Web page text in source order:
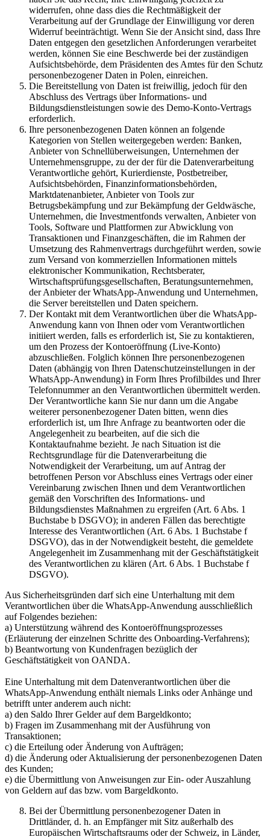
widerrufen, ohne dass dies die Rechtmäßigkeit der
Verarbeitung auf der Grundlage der Einwilligung vor deren
Widerruf beeinträchtigt. Wenn Sie der Ansicht sind, dass Ihre
Daten entgegen den gesetzlichen Anforderungen verarbeitet
werden, können Sie eine Beschwerde bei der zuständigen
Aufsichtsbehörde, dem Präsidenten des Amtes für den Schutz
personenbezogener Daten in Polen, einreichen.
Die Bereitstellung von Daten ist freiwillig, jedoch für den
Abschluss des Vertrags über Informations- und
Bildungsdienstleistungen sowie des Demo-Konto-Vertrags
erforderlich.
Ihre personenbezogenen Daten können an folgende
Kategorien von Stellen weitergegeben werden: Banken,
Anbieter von Schnellüberweisungen, Unternehmen der
Unternehmensgruppe, zu der der für die Datenverarbeitung
Verantwortliche gehört, Kurierdienste, Postbetreiber,
Aufsichtsbehörden, Finanzinformationsbehörden,
Marktdatenanbieter, Anbieter von Tools zur
Betrugsbekämpfung und zur Bekämpfung der Geldwäsche,
Unternehmen, die Investmentfonds verwalten, Anbieter von
Tools, Software und Plattformen zur Abwicklung von
Transaktionen und Finanzgeschäften, die im Rahmen der
Umsetzung des Rahmenvertrags durchgeführt werden, sowie
zum Versand von kommerziellen Informationen mittels
elektronischer Kommunikation, Rechtsberater,
Wirtschaftsprüfungsgesellschaften, Beratungsunternehmen,
der Anbieter der WhatsApp-Anwendung und Unternehmen,
die Server bereitstellen und Daten speichern.
Der Kontakt mit dem Verantwortlichen über die WhatsApp-
Anwendung kann von Ihnen oder vom Verantwortlichen
initiiert werden, falls es erforderlich ist, Sie zu kontaktieren,
um den Prozess der Kontoeröffnung (Live-Konto)
abzuschließen. Folglich können Ihre personenbezogenen
Daten (abhängig von Ihren Datenschutzeinstellungen in der
WhatsApp-Anwendung) in Form Ihres Profilbildes und Ihrer
Telefonnummer an den Verantwortlichen übermittelt werden.
Der Verantwortliche kann Sie nur dann um die Angabe
weiterer personenbezogener Daten bitten, wenn dies
erforderlich ist, um Ihre Anfrage zu beantworten oder die
Angelegenheit zu bearbeiten, auf die sich die
Kontaktaufnahme bezieht. Je nach Situation ist die
Rechtsgrundlage für die Datenverarbeitung die
Notwendigkeit der Verarbeitung, um auf Antrag der
betroffenen Person vor Abschluss eines Vertrags oder einer
Vereinbarung zwischen Ihnen und dem Verantwortlichen
gemäß den Vorschriften des Informations- und
Bildungsdienstes Maßnahmen zu ergreifen (Art. 6 Abs. 1
Buchstabe b DSGVO); in anderen Fällen das berechtigte
Interesse des Verantwortlichen (Art. 6 Abs. 1 Buchstabe f
DSGVO), das in der Notwendigkeit besteht, die gemeldete
Angelegenheit im Zusammenhang mit der Geschäftstätigkeit
des Verantwortlichen zu klären (Art. 6 Abs. 1 Buchstabe f
DSGVO).
Aus Sicherheitsgründen darf sich eine Unterhaltung mit dem
Verantwortlichen über die WhatsApp-Anwendung ausschließlich
auf Folgendes beziehen:
a) Unterstützung während des Kontoeröffnungsprozesses
(Erläuterung der einzelnen Schritte des Onboarding-Verfahrens);
b) Beantwortung von Kundenfragen bezüglich der
Geschäftstätigkeit von OANDA.
Eine Unterhaltung mit dem Datenverantwortlichen über die
WhatsApp-Anwendung enthält niemals Links oder Anhänge und
betrifft unter anderem auch nicht:
a) den Saldo Ihrer Gelder auf dem Bargeldkonto;
b) Fragen im Zusammenhang mit der Ausführung von
Transaktionen;
c) die Erteilung oder Änderung von Aufträgen;
d) die Änderung oder Aktualisierung der personenbezogenen Daten
des Kunden;
e) die Übermittlung von Anweisungen zur Ein- oder Auszahlung
von Geldern auf das bzw. vom Bargeldkonto.
Bei der Übermittlung personenbezogener Daten in
Drittländer, d. h. an Empfänger mit Sitz außerhalb des
Europäischen Wirtschaftsraums oder der Schweiz, in Länder,